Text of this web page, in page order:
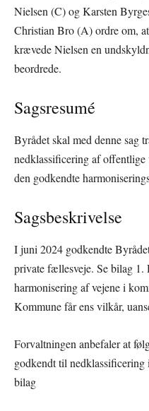
Nielsen (C) og Karsten
Christian Bro (A) ordre om,
krævede Nielsen en
beordrede.
Sagsresumé
Byrådet skal med denne sag
nedklassificering af
den godkendte
Sagsbeskrivelse
I juni 2024 godkendte
private fællesveje. Se bilag 1.
harmonisering af vejene i
Kommune får ens vilkår,
Forvaltningen anbefaler at
godkendt til nedklassificering
bilag